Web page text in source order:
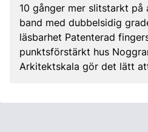
10 gånger mer slitstarkt på
band med dubbelsidig
läsbarhet Patenterad
punktsförstärkt hus
Arkitektskala gör det lätt